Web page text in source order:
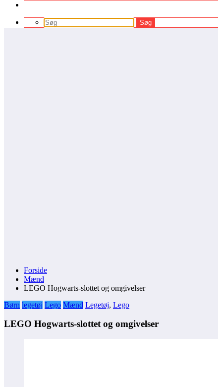
Forside
Mænd
LEGO Hogwarts-slottet og omgivelser
Børn legetøj Lego Mænd Legetøj, Lego
LEGO Hogwarts-slottet og omgivelser